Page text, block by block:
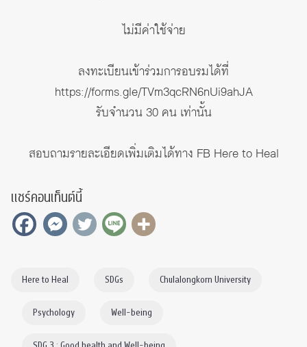
ไม่มีค่าใช้จ่าย
ลงทะเบียนเข้าร่วมการอบรมได้ที่
https://forms.gle/TVm3qcRN6nUi9ahJA
รับจำนวน 30 คน เท่านั้น
สอบถามรายละเอียดเพิ่มเติมได้ทาง FB Here to Heal
แชร์คอนเท็นต์นี้
Here to Heal SDGs Chulalongkorn University
Psychology Well-being